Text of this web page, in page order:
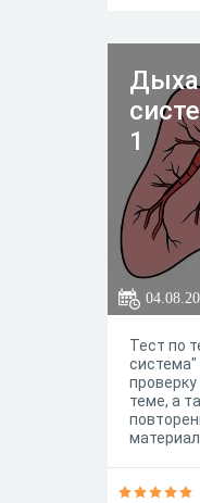
1
Тест по
система"
теме, а